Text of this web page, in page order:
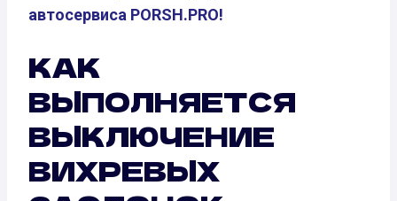
автосервиса PORSH.PRO!
КАК
ВЫПОЛНЯЕТСЯ
ВЫКЛЮЧЕНИЕ
ВИХРЕВЫХ